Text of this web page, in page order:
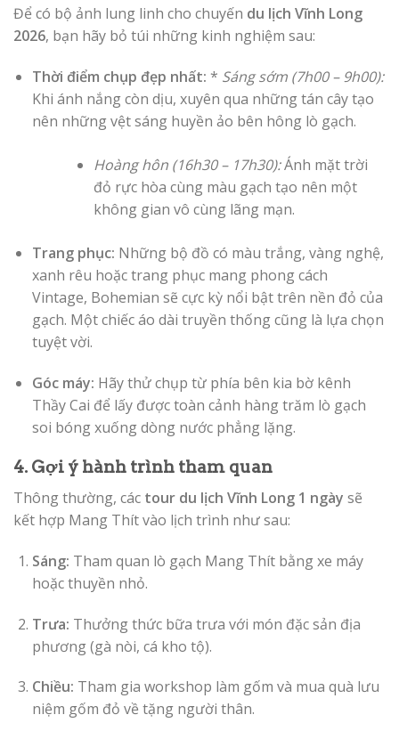
Để có bộ ảnh lung linh cho chuyến du lịch Vĩnh Long
2026, bạn hãy bỏ túi những kinh nghiệm sau:
Thời điểm chụp đẹp nhất: * Sáng sớm (7h00 – 9h00):
Khi ánh nắng còn dịu, xuyên qua những tán cây tạo
nên những vệt sáng huyền ảo bên hông lò gạch.
Hoàng hôn (16h30 – 17h30):Ánh mặt trời
đỏ rực hòa cùng màu gạch tạo nên một
không gian vô cùng lãng mạn.
Trang phục: Những bộ đồ có màu trắng, vàng nghệ,
xanh rêu hoặc trang phục mang phong cách
Vintage, Bohemian sẽ cực kỳ nổi bật trên nền đỏ của
gạch. Một chiếc áo dài truyền thống cũng là lựa chọn
tuyệt vời.
Góc máy: Hãy thử chụp từ phía bên kia bờ kênh
Thầy Cai để lấy được toàn cảnh hàng trăm lò gạch
soi bóng xuống dòng nước phẳng lặng.
4. Gợi ý hành trình tham quan
Thông thường, các tour du lịch Vĩnh Long 1 ngày sẽ
kết hợp Mang Thít vào lịch trình như sau:
Sáng: Tham quan lò gạch Mang Thít bằng xe máy
hoặc thuyền nhỏ.
Trưa: Thưởng thức bữa trưa với món đặc sản địa
phương (gà nòi, cá kho tộ).
Chiều: Tham gia workshop làm gốm và mua quà lưu
niệm gốm đỏ về tặng người thân.